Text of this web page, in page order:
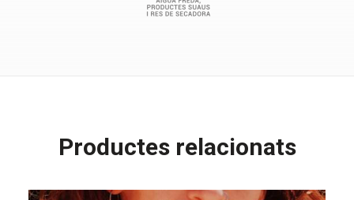
Productes relacionats